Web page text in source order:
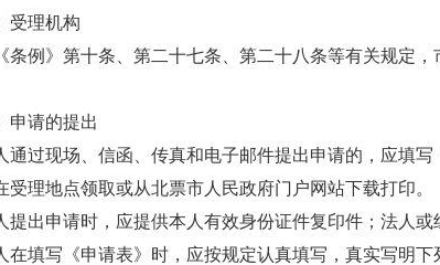
理机构
》第十条、第二十七条、第二十八条等有关规定，
请的提出
现场、信函、传真和电子邮件提出申请的，应填写
受理地点领取或从北票市人民政府门户网站下载打印。
申请时，应提供本人有效身份证件复印件；法人或
写《申请表》时，应按规定认真填写，真实写明下